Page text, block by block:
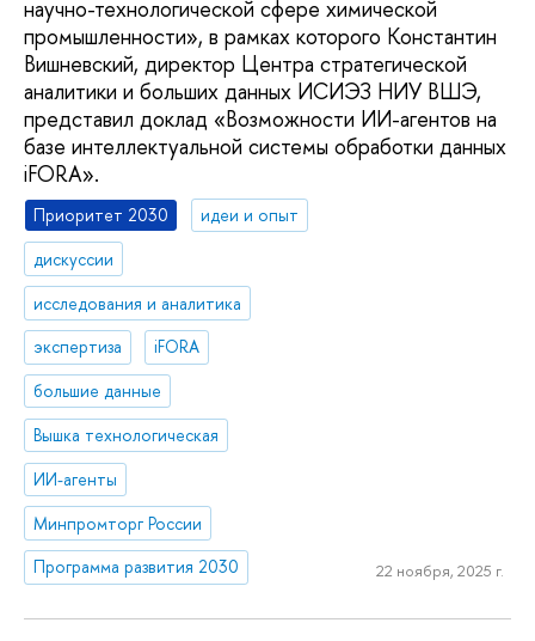
научно-технологической сфере химической
промышленности», в рамках которого Константин
Вишневский, директор Центра стратегической
аналитики и больших данных ИСИЭЗ НИУ ВШЭ,
представил доклад «Возможности ИИ-агентов на
базе интеллектуальной системы обработки данных
iFORA».
Приоритет 2030
идеи и опыт
дискуссии
исследования и аналитика
экспертиза
iFORA
большие данные
Вышка технологическая
ИИ-агенты
Минпромторг России
Программа развития 2030
22 ноября, 2025 г.